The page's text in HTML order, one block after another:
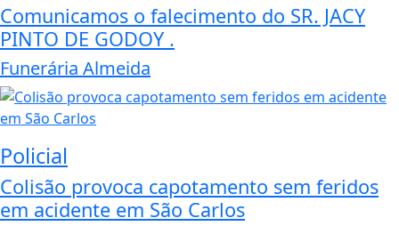
Comunicamos o falecimento do SR. JACY
PINTO DE GODOY .
Funerária Almeida
Policial
Colisão provoca capotamento sem feridos
em acidente em São Carlos